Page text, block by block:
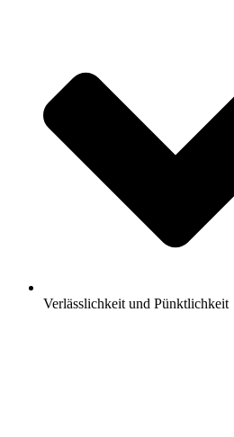
Verlässlichkeit und Pünktlichkeit